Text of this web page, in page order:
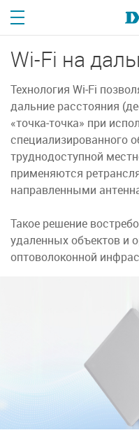
Wi-Fi на
Технология Wi‑Fi
дальние расстояния
«точка‑точка» при
специализированного
труднодоступной
применяются
направленными
Такое решение
удаленных объектов и
оптоволоконной